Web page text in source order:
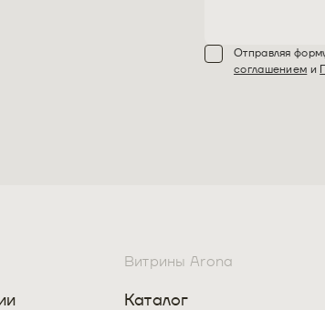
Отправляя
соглашением и
Витрины Arona
Каталог